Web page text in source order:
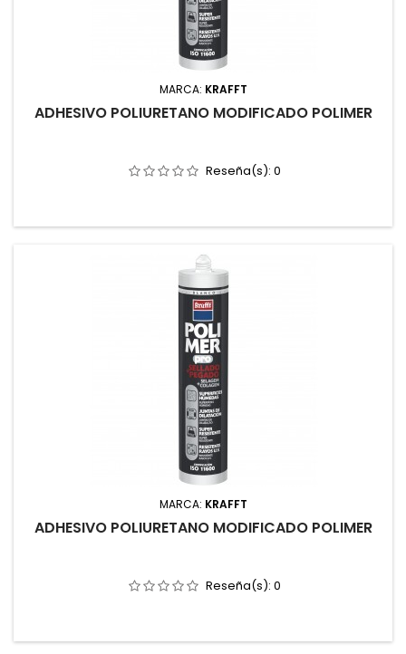
MARCA: KRAFFT
ADHESIVO POLIURETANO MODIFICADO POLIMER
Reseña(s): 0
MARCA: KRAFFT
ADHESIVO POLIURETANO MODIFICADO POLIMER
Reseña(s): 0